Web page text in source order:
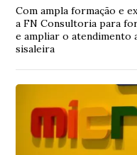
Com ampla formação e
a FN Consultoria para
e ampliar o atendimento
sisaleira